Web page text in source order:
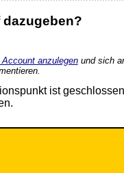
dazugeben?
Account anzulegenund sich
ist